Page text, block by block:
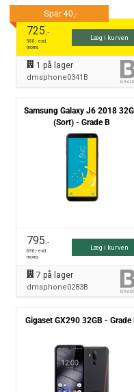
725,-
580,- excl.
moms
Læg i kurven
1 på lager
dmsphone0341B
Samsung Galaxy J6 2018
(Sort) - Grade B
795,-
636,- excl.
moms
Læg i kurven
7 på lager
dmsphone0283B
Gigaset GX290 32GB - Grade